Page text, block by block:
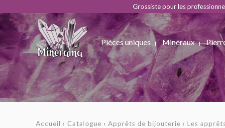
Grossiste pour les
Pièces uniques Minéraux
Accueil › Catalogue › Apprêts de bijouterie › Les